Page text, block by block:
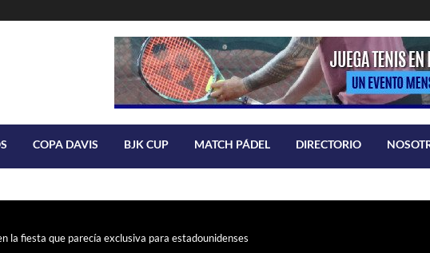
COPA DAVIS BJK CUP MATCH PÁDEL DIRECTORIO
la fiesta que parecía exclusiva para estadounidenses